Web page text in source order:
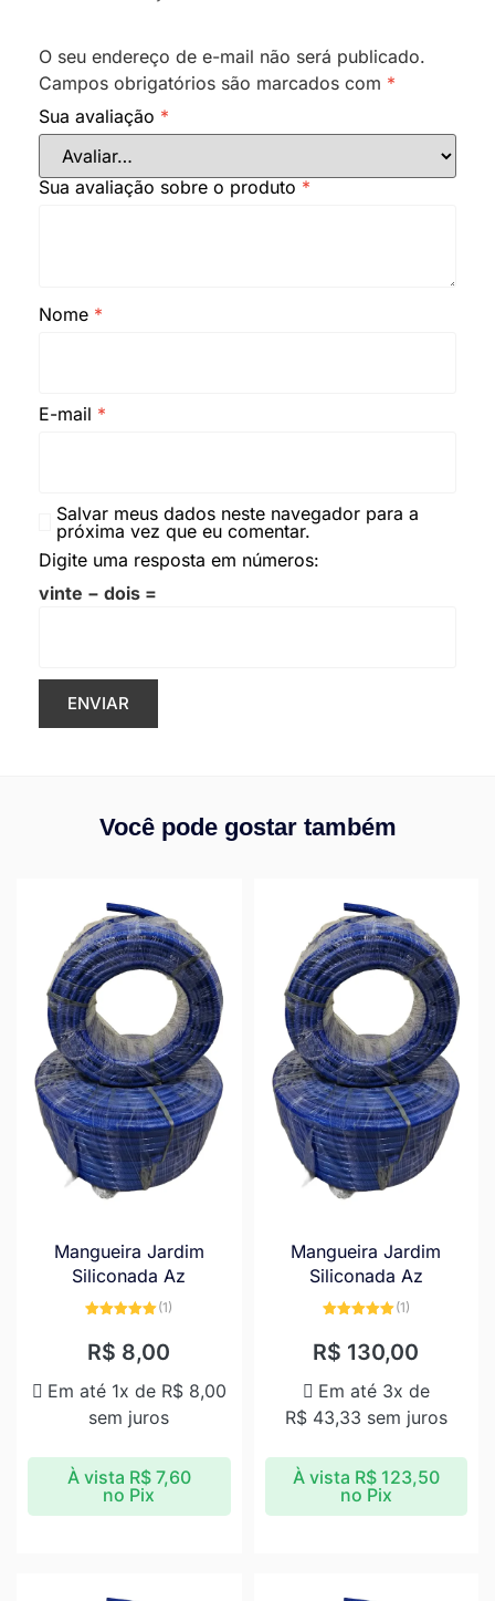
O seu endereço de e-mail não será publicado.
Campos obrigatórios são marcados com *
Sua avaliação *
Sua avaliação sobre o produto *
Nome *
E-mail *
Salvar meus dados neste navegador para a
próxima vez que eu comentar.
Digite uma resposta em números:
vinte − dois =
Você pode gostar também
Mangueira Jardim
Siliconada Az
5.00
de 5
(1)
R$ 8,00
Em até 1x de R$8,00
sem juros
À vista R$7,60
no Pix
Mangueira Jardim
Siliconada Az
5.00de 5
(1)
R$ 130,00
Em até 3x de
R$43,33 sem juros
À vista R$123,50
no Pix